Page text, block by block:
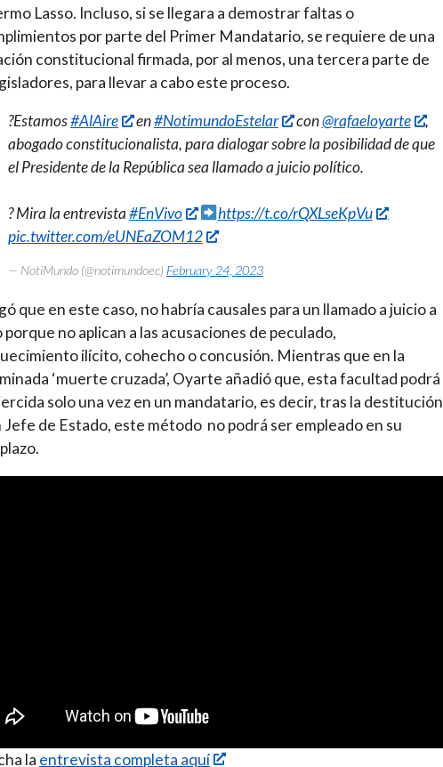
Lasso. Incluso, si se llegara a demostrar faltas o
por parte del Primer Mandatario, se requiere de una
constitucional firmada, por al menos, una tercera parte de
para llevar a cabo este proceso.
?Estamos#AlAire en#NotimundoEstelar con@rafaeloyarte
,
abogado constitucionalista, para dialogar sobre la posibilidad de que
el Presidente de la República sea llamado a juicio político.
? Mira la entrevista#EnVivo
https://t.co/rQXLseKpVu
pic.twitter.com/eUNEaZOM12
— NotiMundo (@notimundoec) February 24, 2023
que en este caso, no habría causales para un llamado a juicio a
porque no aplican a las acusaciones de peculado,
ilícito, cohecho o concusión. Mientras que en la
‘muerte cruzada’, Oyarte añadió que, esta facultad podrá
solo una vez en un mandatario, es decir, tras la destitución
Jefe de Estado, este método no podrá ser empleado en su
la entrevista completa aquí